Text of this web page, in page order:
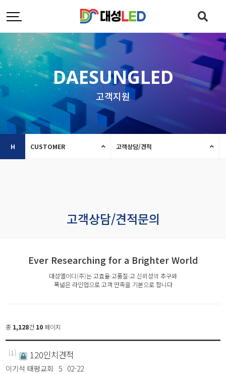
DAESUNGLED
고객지원
H CUSTOMER 고객상담/견적
고객상담/견적문의
Ever Researching for a Brighter World
대성엘이디(주)는 고효율·고품질·고 신뢰성의 추구와
폭넓은 라인업으로 고객 만족을 기본으로 합니다
총 1,128건 10 페이지
120인치견적
[1]
이기석 태평교회 5 02-22